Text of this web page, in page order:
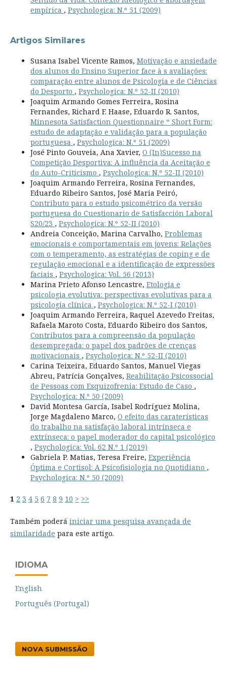
empírica , Psychologica: N.º 51 (2009)
Artigos Similares
Susana Isabel Vicente Ramos, Motivação e ansiedade
dos alunos do Ensino Superior face à s avaliações:
comparação entre alunos de Psicologia e de Ciências
do Desporto , Psychologica: N.º 52-II (2010)
Joaquim Armando Gomes Ferreira, Rosina
Fernandes, Richard F. Haase, Eduardo R. Santos,
Minnesota Satisfaction Questionnaire “ Short Form:
estudo de adaptação e validação para a população
portuguesa , Psychologica: N.º 51 (2009)
José Pinto Gouveia, Ana Xavier, O (In)Sucesso na
Competição Desportiva: A influência da Aceitação e
do Auto-Criticismo , Psychologica: N.º 52-II (2010)
Joaquim Armando Ferreira, Rosina Fernandes,
Eduardo Ribeiro Santos, José Maria Peiró,
Contributo para o estudo psicométrico da versão
portuguesa do Cuestionario de Satisfacción Laboral
S20/23 , Psychologica: N.º 52-II (2010)
Andreia Conceição, Marina Carvalho, Problemas
emocionais e comportamentais em jovens: Relações
com o temperamento, as estratégias de coping e de
regulação emocional e a identificação de expressões
faciais , Psychologica: Vol. 56 (2013)
Marina Prieto Afonso Lencastre, Etologia e
psicologia evolutiva: perspectivas evolutivas para a
psicologia clínica , Psychologica: N.º 52-I (2010)
Joaquim Armando Ferreira, Raquel Azevedo Freitas,
Rafaela Maroto Costa, Eduardo Ribeiro dos Santos,
Contributos para a compreensão da população
desempregada: o papel dos padrões de crenças
motivacionais , Psychologica: N.º 52-II (2010)
Carina Teixeira, Eduardo Santos, Manuel Viegas
Abreu, Patrícia Gonçalves, Reabilitação Psicossocial
de Pessoas com Esquizofrenia: Estudo de Caso ,
Psychologica: N.º 50 (2009)
David Montesa García, Isabel Rodríguez Molina,
Jorge Magdaleno Marco, O efeito das caraterísticas
do trabalho na satisfação laboral intrínseca e
extrínseca: o papel moderador do capital psicológico
, Psychologica: Vol. 62 N.º 1 (2019)
Gabriela P. Matias, Teresa Freire, Experiência
Óptima e Cortisol: A Psicofisiologia no Quotidiano ,
Psychologica: N.º 50 (2009)
1 2 3 4 5 6 7 8 9 10 > >>
Também poderá iniciar uma pesquisa avançada de
similaridade para este artigo.
IDIOMA
English
Português (Portugal)
NOVA SUBMISSÃO